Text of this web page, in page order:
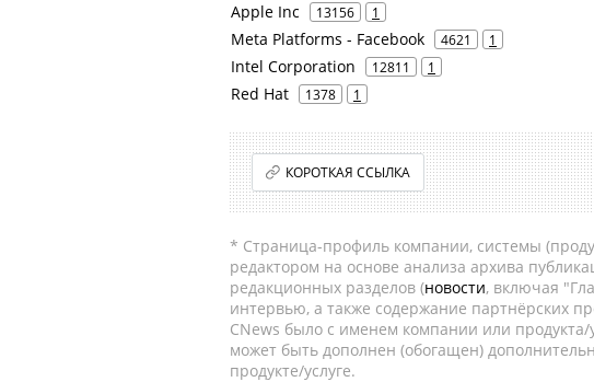
Apple Inc 13156 1
Meta Platforms - Facebook 4621 1
Intel Corporation 12811 1
Red Hat 1378 1
КОРОТКАЯ ССЫЛКА
* Страница-профиль компании, системы
редактором на основе анализа архива
редакционных разделов (новости, включая
интервью, а также содержание партнёрских
CNews было с именем компании или
может быть дополнен (обогащен)
продукте/услуге.